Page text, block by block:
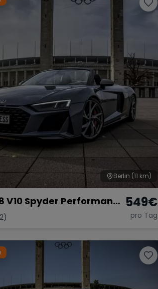
Berlin (11 km)
V10 Spyder Performance
Cabrio Roadster
549€
pro Tag